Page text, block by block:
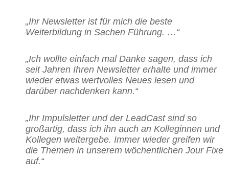
„Ihr Newsletter ist für mich die beste
Weiterbildung in Sachen Führung. …“
„Ich wollte einfach mal Danke sagen, dass ich
seit Jahren Ihren Newsletter erhalte und immer
wieder etwas wertvolles Neues lesen und
darüber nachdenken kann.“
„Ihr Impulsletter und der LeadCast sind so
großartig, dass ich ihn auch an Kolleginnen und
Kollegen weitergebe. Immer wieder greifen wir
die Themen in unserem wöchentlichen Jour Fixe
auf.“